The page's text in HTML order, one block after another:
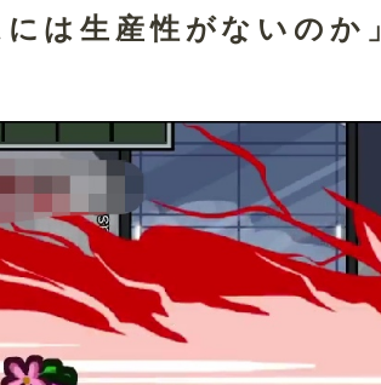
には生産性がないの